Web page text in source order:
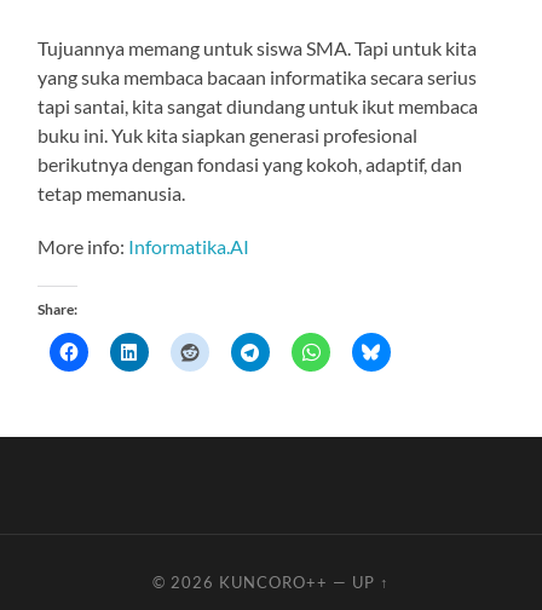
Tujuannya memang untuk siswa SMA. Tapi untuk kita
yang suka membaca bacaan informatika secara serius
tapi santai, kita sangat diundang untuk ikut membaca
buku ini. Yuk kita siapkan generasi profesional
berikutnya dengan fondasi yang kokoh, adaptif, dan
tetap memanusia.
More info: Informatika.AI
Share:
© 2026 KUNCORO++ — UP ↑